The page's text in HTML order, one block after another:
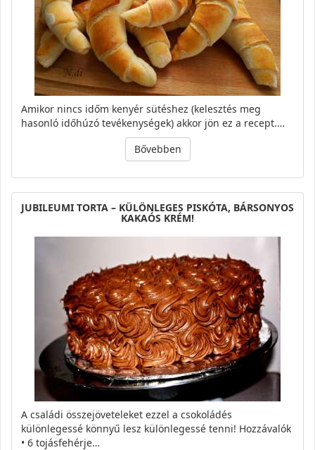
Amikor nincs időm kenyér sütéshez (kelesztés meg
hasonló időhúzó tevékenységek) akkor jön ez a recept.…
Bővebben
JUBILEUMI TORTA – KÜLÖNLEGES PISKÓTA, BÁRSONYOS
KAKAÓS KRÉM!
A családi összejöveteleket ezzel a csokoládés
különlegessé könnyű lesz különlegessé tenni! Hozzávalók
• 6 tojásfehérje…